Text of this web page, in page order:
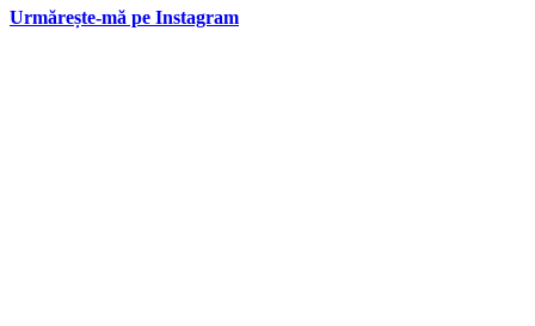
Urmărește-mă pe Instagram